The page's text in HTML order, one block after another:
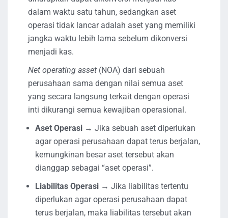
dalam waktu satu tahun, sedangkan aset
operasi tidak lancar adalah aset yang memiliki
jangka waktu lebih lama sebelum dikonversi
menjadi kas.
Net operating asset (NOA) dari sebuah
perusahaan sama dengan nilai semua aset
yang secara langsung terkait dengan operasi
inti dikurangi semua kewajiban operasional.
Aset Operasi → Jika sebuah aset diperlukan
agar operasi perusahaan dapat terus berjalan,
kemungkinan besar aset tersebut akan
dianggap sebagai “aset operasi”.
Liabilitas Operasi → Jika liabilitas tertentu
diperlukan agar operasi perusahaan dapat
terus berjalan, maka liabilitas tersebut akan